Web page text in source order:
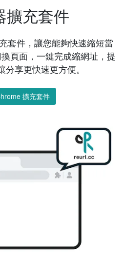
擴充套件
套件，讓您能夠快速縮短當
頁面，一鍵完成縮網址，提
分享更快速更方便。
擴充套件